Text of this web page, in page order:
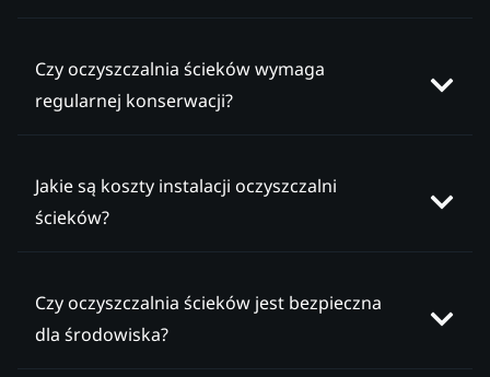
Czy oczyszczalnia ścieków wymaga
regularnej konserwacji?
Jakie są koszty instalacji oczyszczalni
ścieków?
Czy oczyszczalnia ścieków jest bezpieczna
dla środowiska?